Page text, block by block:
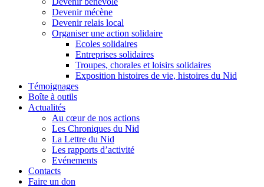
Devenir mécène
Devenir relais local
Organiser une action solidaire
Ecoles solidaires
Entreprises solidaires
Troupes, chorales et loisirs solidaires
Exposition histoires de vie, histoires du Nid
Témoignages
Boîte à outils
Actualités
Au cœur de nos actions
Les Chroniques du Nid
La Lettre du Nid
Les rapports d’activité
Evénements
Contacts
Faire un don